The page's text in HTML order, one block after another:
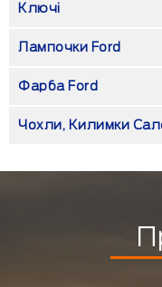
Ключі
Лампочки Ford
Фарба Ford
Чохли, Килимки